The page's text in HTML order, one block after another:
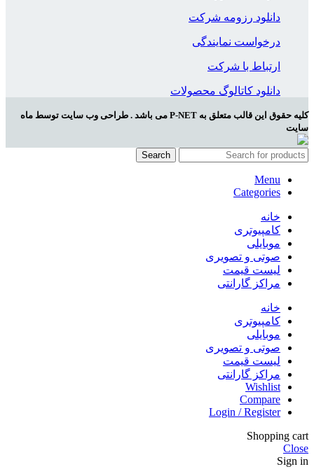
دانلود رزومه شرکت
درخواست نمایندگی
ارتباط با شرکت
دانلود کاتالوگ محصولات
کلیه حقوق این قالب متعلق به P-NET می باشد . طراحی وب سایت توسط ماه
سایت
Search
Menu
Categories
خانه
کامپیوتری
موبایلی
صوتی و تصویری
لیست قیمت
مراکز گارانتی
خانه
کامپیوتری
موبایلی
صوتی و تصویری
لیست قیمت
مراکز گارانتی
Wishlist
Compare
Login / Register
Shopping cart
Close
Sign in